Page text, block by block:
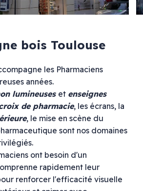
bois Toulouse
les Pharmaciens
années.
lumineuses et enseignes
de pharmacie, les écrans, la
, le mise en scène du
sont nos domaines
ont besoin d'un
rapidement leur
renforcer l'efficacité visuelle